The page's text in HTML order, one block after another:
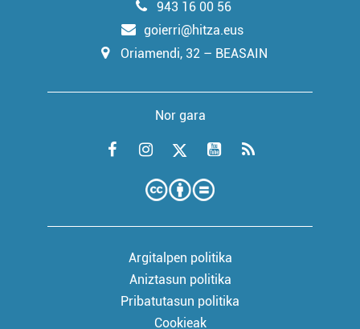
943 16 00 56
goierri@hitza.eus
Oriamendi, 32 – BEASAIN
Nor gara
Argitalpen politika
Aniztasun politika
Pribatutasun politika
Cookieak